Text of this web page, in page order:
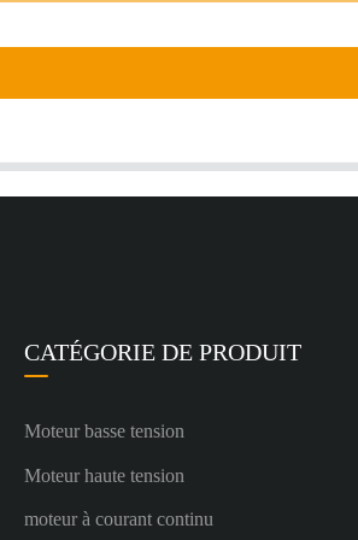
CATÉGORIE DE PRODUIT
Moteur basse tension
Moteur haute tension
moteur à courant continu